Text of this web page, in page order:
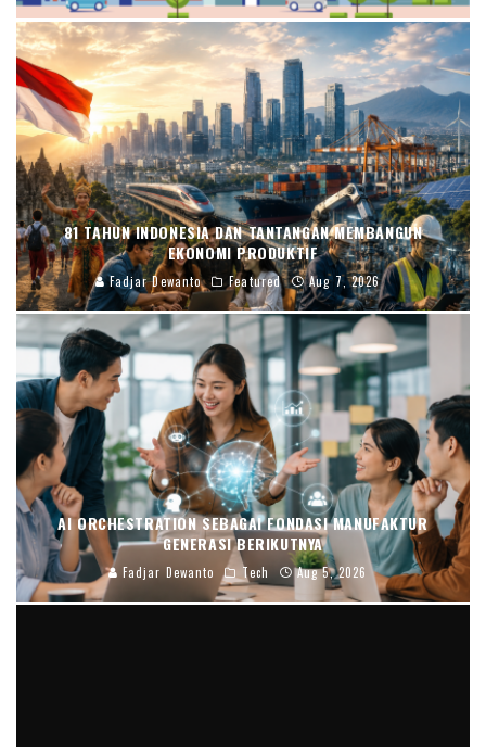
81 TAHUN INDONESIA DAN TANTANGAN MEMBANGUN
EKONOMI PRODUKTIF
Fadjar Dewanto Featured Aug 7, 2026
AI ORCHESTRATION SEBAGAI FONDASI MANUFAKTUR
GENERASI BERIKUTNYA
Fadjar Dewanto Tech Aug 5, 2026